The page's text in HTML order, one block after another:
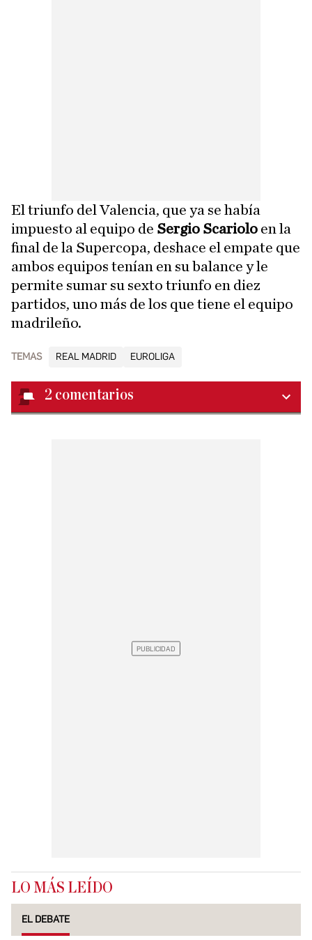
El triunfo del Valencia, que ya se había
impuesto al equipo de Sergio Scariolo en la
final de la Supercopa, deshace el empate que
ambos equipos tenían en su balance y le
permite sumar su sexto triunfo en diez
partidos, uno más de los que tiene el equipo
madrileño.
TEMAS REAL MADRID EUROLIGA
2 comentarios
LO MÁS LEÍDO
EL DEBATE